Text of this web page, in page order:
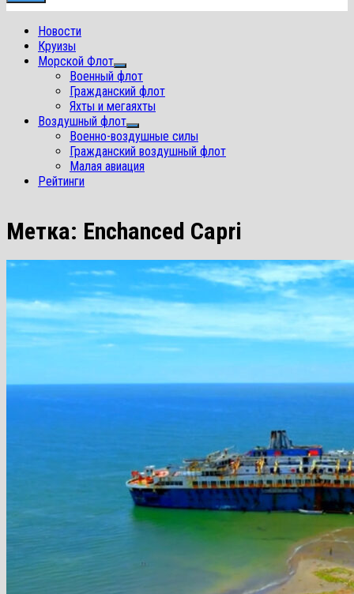
Новости
Круизы
Морской Флот
Показать
подменю
Военный флот
Гражданский флот
Яхты и мегаяхты
Воздушный флот
Показать
подменю
Военно-воздушные силы
Гражданский воздушный флот
Малая авиация
Рейтинги
Метка: Enchanced Capri